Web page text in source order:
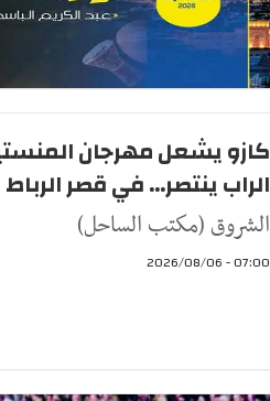
كازو يشعل مهرجان
الراب ينتصر... في قصر الرباط
الشروق (مكتب الساحل)
07:00 - 2026/08/06